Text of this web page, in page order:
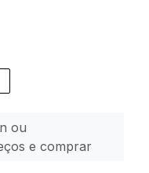
ou
e comprar